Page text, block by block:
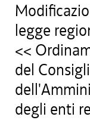
legge
<<
del
degli enti